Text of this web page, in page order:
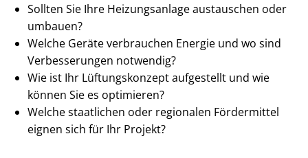
Sollten Sie Ihre Heizungsanlage austauschen oder
umbauen?
Welche Geräte verbrauchen Energie und wo sind
Verbesserungen notwendig?
Wie ist Ihr Lüftungskonzept aufgestellt und wie
können Sie es optimieren?
Welche staatlichen oder regionalen Fördermittel
eignen sich für Ihr Projekt?